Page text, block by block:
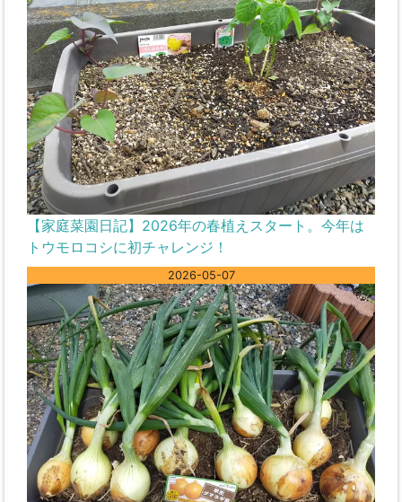
【家庭菜園日記】2026年の春植えスタート。今年は
トウモロコシに初チャレンジ！
2026-05-07